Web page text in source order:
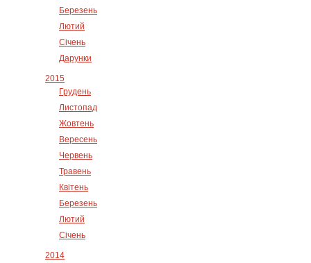
Березень
Лютий
Січень
Дарунки
2015
Грудень
Листопад
Жовтень
Вересень
Червень
Травень
Квітень
Березень
Лютий
Січень
2014